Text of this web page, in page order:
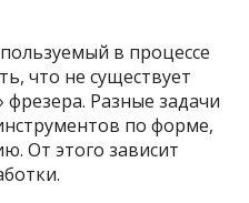
в процессе
что не существует
фрезера. Разные задачи
по форме,
От этого зависит